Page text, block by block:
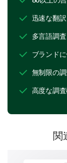
If you
product,
customer
thoughts on
迅速な翻訳
多言語調査
ブランド
無制限の
高度な調
関